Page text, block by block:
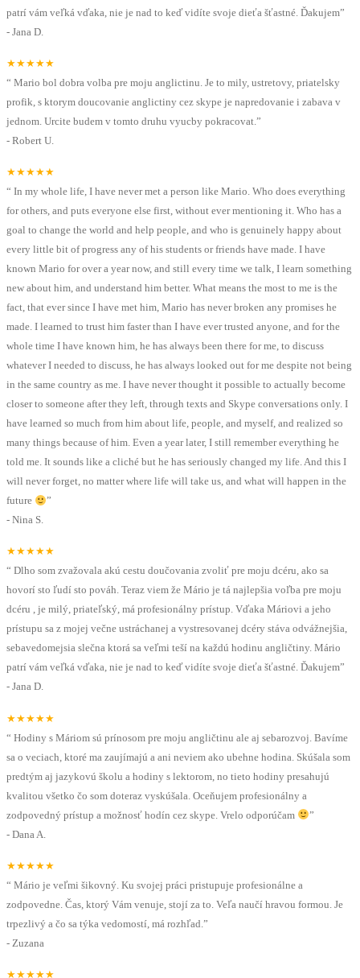
patrí vám veľká vďaka, nie je nad to keď vidíte svoje dieťa šťastné. Ďakujem”
- Jana D.
★★★★★
“ Mario bol dobra volba pre moju anglictinu. Je to mily, ustretovy, priatelsky
profik, s ktorym doucovanie anglictiny cez skype je napredovanie i zabava v
jednom. Urcite budem v tomto druhu vyucby pokracovat.”
- Robert U.
★★★★★
“ In my whole life, I have never met a person like Mario. Who does everything
for others, and puts everyone else first, without ever mentioning it. Who has a
goal to change the world and help people, and who is genuinely happy about
every little bit of progress any of his students or friends have made. I have
known Mario for over a year now, and still every time we talk, I learn something
new about him, and understand him better. What means the most to me is the
fact, that ever since I have met him, Mario has never broken any promises he
made. I learned to trust him faster than I have ever trusted anyone, and for the
whole time I have known him, he has always been there for me, to discuss
whatever I needed to discuss, he has always looked out for me despite not being
in the same country as me. I have never thought it possible to actually become
closer to someone after they left, through texts and Skype conversations only. I
have learned so much from him about life, people, and myself, and realized so
many things because of him. Even a year later, I still remember everything he
told me. It sounds like a cliché but he has seriously changed my life. And this I
will never forget, no matter where life will take us, and what will happen in the
future
”
- Nina S.
★★★★★
“ Dlho som zvažovala akú cestu doučovania zvoliť pre moju dcéru, ako sa
hovorí sto ľudí sto pováh. Teraz viem že Mário je tá najlepšia voľba pre moju
dcéru , je milý, priateľský, má profesionálny prístup. Vďaka Máriovi a jeho
prístupu sa z mojej večne ustráchanej a vystresovanej dcéry stáva odvážnejšia,
sebavedomejsia slečna ktorá sa veľmi teší na každú hodinu angličtiny. Mário
patrí vám veľká vďaka, nie je nad to keď vidíte svoje dieťa šťastné. Ďakujem”
- Jana D.
★★★★★
“ Hodiny s Máriom sú prínosom pre moju angličtinu ale aj sebarozvoj. Bavíme
sa o veciach, ktoré ma zaujímajú a ani neviem ako ubehne hodina. Skúšala som
predtým aj jazykovú školu a hodiny s lektorom, no tieto hodiny presahujú
kvalitou všetko čo som doteraz vyskúšala. Oceňujem profesionálny a
zodpovedný prístup a možnosť hodín cez skype. Vrelo odporúčam
”
- Dana A.
★★★★★
“ Mário je veľmi šikovný. Ku svojej práci pristupuje profesionálne a
zodpovedne. Čas, ktorý Vám venuje, stojí za to. Veľa naučí hravou formou. Je
trpezlivý a čo sa týka vedomostí, má rozhľad. ”
- Zuzana
★★★★★